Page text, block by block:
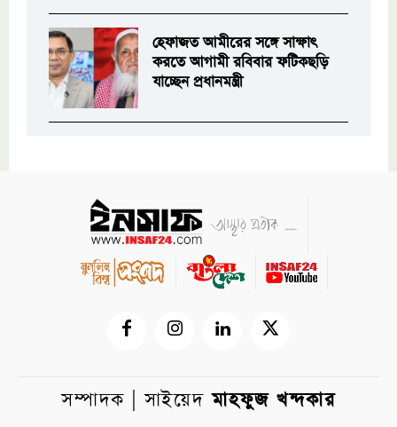
হেফাজত আমীরের সঙ্গে সাক্ষাৎ
করতে আগামী রবিবার ফটিকছড়ি
যাচ্ছেন প্রধানমন্ত্রী
সম্পাদক | সাইয়েদমাহফুজ খন্দকার